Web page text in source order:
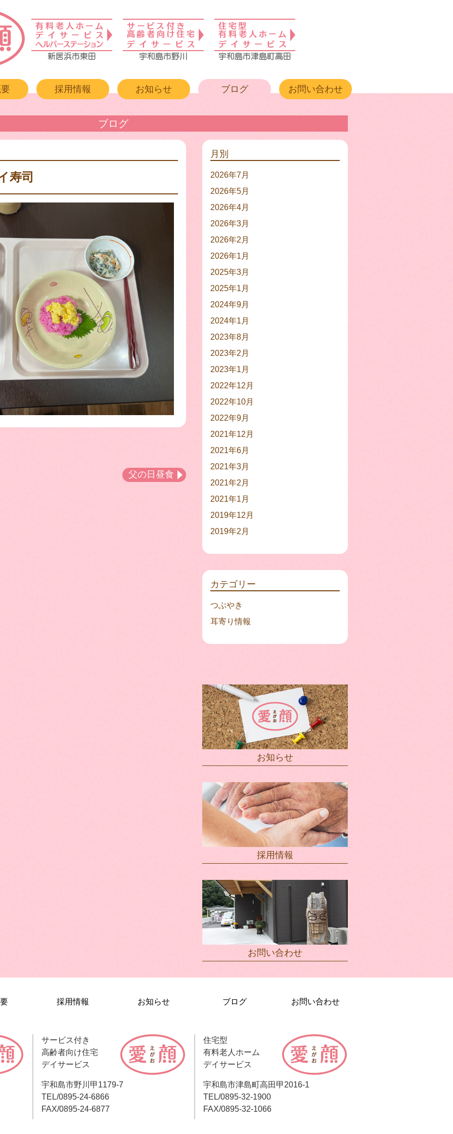
採用情報 お知らせ ブログ お問い合わせ
ブログ
寿司
父の日昼食
月別
2026年7月
2026年5月
2026年4月
2026年3月
2026年2月
2026年1月
2025年3月
2025年1月
2024年9月
2024年1月
2023年8月
2023年2月
2023年1月
2022年12月
2022年10月
2022年9月
2021年12月
2021年6月
2021年3月
2021年2月
2021年1月
2019年12月
2019年2月
カテゴリー
つぶやき
耳寄り情報
お知らせ
採用情報
お問い合わせ
採用情報 お知らせ ブログ お問い合わせ
サービス付き
高齢者向け住宅
デイサービス
宇和島市野川甲1179-7
TEL/0895-24-6866
FAX/0895-24-6877
住宅型
有料老人ホーム
デイサービス
宇和島市津島町高田甲2016-1
TEL/0895-32-1900
FAX/0895-32-1066